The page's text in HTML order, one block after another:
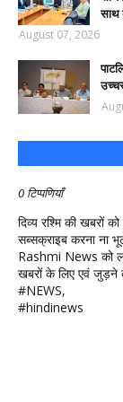
साथ
August 07, 2026
0 टिप्पणियाँ
दिव्य रश्मि की खबरों
सब्सक्राइब करना ना
Rashmi News को
खबरों के लिए एवं
#NEWS,
#hindinews